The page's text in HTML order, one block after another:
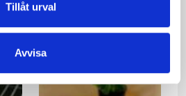
Tillåt urval
Avvisa
Avokadokräm